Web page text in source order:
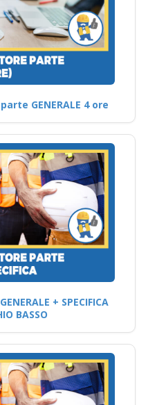
GENERALE 4 ore
+ SPECIFICA
BASSO